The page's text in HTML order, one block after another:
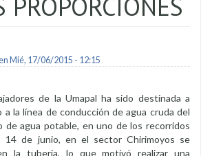
PROPORCIONES
Mié, 17/06/2015 - 12:15
de la Umapal ha sido destinada a
a la línea de conducción de agua cruda del
de agua potable, en uno de los recorridos
14 de junio, en el sector Chirimoyos se
la tubería, lo que motivó realizar una